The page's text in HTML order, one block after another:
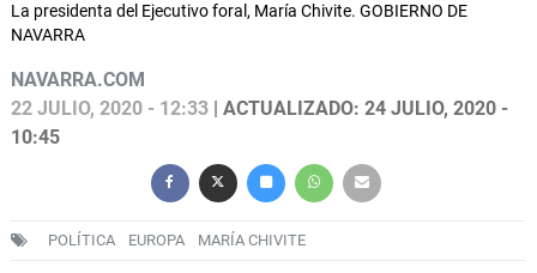
La presidenta del Ejecutivo foral, María Chivite. GOBIERNO DE
NAVARRA
NAVARRA.COM
22 JULIO, 2020 - 12:33 | ACTUALIZADO: 24 JULIO, 2020 -
10:45
POLÍTICA EUROPA MARÍA CHIVITE